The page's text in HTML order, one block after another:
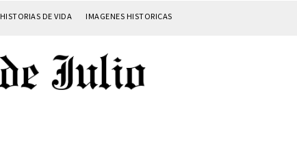
HISTORIAS DE VIDA IMAGENES HISTORICAS